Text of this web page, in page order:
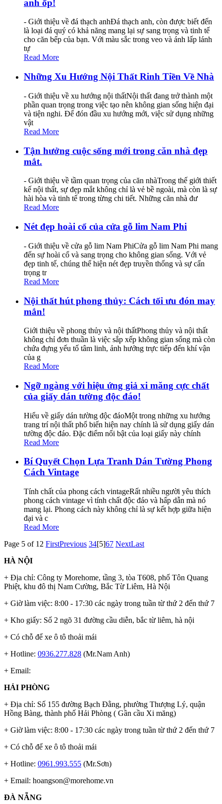
anh ốp!
- Giới thiệu về đá thạch anhĐá thạch anh, còn được biết đến
là loại đá quý có khả năng mang lại sự sang trọng và tinh tế
cho căn bếp của bạn. Với màu sắc trong veo và ánh lấp lánh
tự
Read More
Những Xu Hướng Nội Thất Rinh Tiền Về Nhà
- Giới thiệu về xu hướng nội thấtNội thất đang trở thành một
phần quan trọng trong việc tạo nên không gian sống hiện đại
và tiện nghi. Để đón đầu xu hướng mới, việc sử dụng những
vật
Read More
Tận hưởng cuộc sống mới trong căn nhà đẹp
mắt.
- Giới thiệu về tầm quan trọng của căn nhàTrong thế giới thiết
kế nội thất, sự đẹp mắt không chỉ là vẻ bề ngoài, mà còn là sự
hài hòa và tinh tế trong từng chi tiết. Những căn nhà đư
Read More
Nét đẹp hoài cổ của cửa gỗ lim Nam Phi
- Giới thiệu về cửa gỗ lim Nam PhiCửa gỗ lim Nam Phi mang
đến sự hoài cổ và sang trọng cho không gian sống. Với vẻ
đẹp tinh tế, chúng thể hiện nét đẹp truyền thống và sự cẩn
trọng tr
Read More
Nội thất hút phong thủy: Cách tối ưu đón may
mắn!
Giới thiệu về phong thủy và nội thấtPhong thủy và nội thất
không chỉ đơn thuần là việc sắp xếp không gian sống mà còn
chứa đựng yếu tố tâm linh, ảnh hưởng trực tiếp đến khí vận
của g
Read More
Ngỡ ngàng với hiệu ứng giả xi măng cực chất
của giấy dán tường độc đáo!
Hiểu về giấy dán tường độc đáoMột trong những xu hướng
trang trí nội thất phổ biến hiện nay chính là sử dụng giấy dán
tường độc đáo. Đặc điểm nổi bật của loại giấy này chính
Read More
Bí Quyết Chọn Lựa Tranh Dán Tường Phong
Cách Vintage
Tính chất của phong cách vintageRất nhiều người yêu thích
phong cách vintage vì tính chất độc đáo và hấp dẫn mà nó
mang lại. Phong cách này không chỉ là sự kết hợp giữa hiện
đại và c
Read More
Page 5 of 12 FirstPrevious 34[5]67 NextLast
HÀ NỘI
+ Địa chỉ: Công ty Morehome, tầng 3, tòa T608, phố Tôn Quang
Phiệt, khu đô thị Nam Cường, Bắc Từ Liêm, Hà Nội
+ Giờ làm việc: 8:00 - 17:30 các ngày trong tuần từ thứ 2 đến thứ 7
+ Kho giấy: Số 2 ngõ 31 đường cầu diễn, bắc từ liêm, hà nội
+ Có chỗ để xe ô tô thoải mái
+ Hotline: 0936.277.828 (Mr.Nam Anh)
+ Email:
HẢI PHÒNG
+ Địa chỉ: Số 155 đường Bạch Đằng, phường Thượng Lý, quận
Hồng Bàng, thành phố Hải Phòng ( Gần cầu Xi măng)
+ Giờ làm việc: 8:00 - 17:30 các ngày trong tuần từ thứ 2 đến thứ 7
+ Có chỗ để xe ô tô thoải mái
+ Hotline: 0961.993.555 (Mr.Sơn)
+ Email: hoangson@morehome.vn
ĐÀ NẴNG